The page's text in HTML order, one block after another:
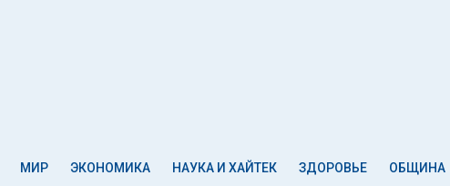
МИР ЭКОНОМИКА НАУКА И ХАЙТЕК ЗДОРОВЬЕ ОБЩИНА